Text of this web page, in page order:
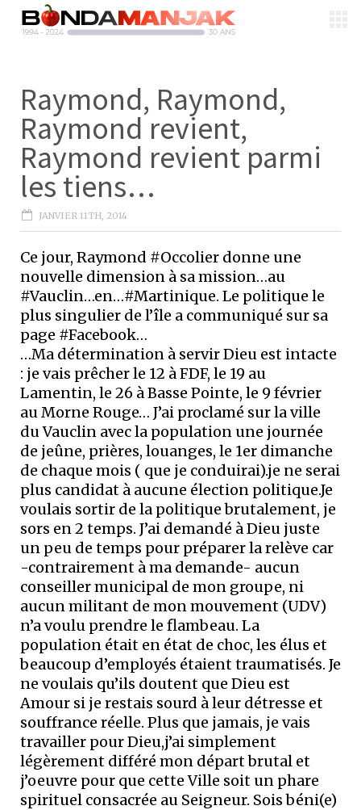
Raymond, Raymond,
Raymond revient,
Raymond revient parmi
les tiens…
JANVIER 11TH, 2014
Ce jour, Raymond #Occolier donne une
nouvelle dimension à sa mission…au
#Vauclin…en…#Martinique. Le politique le
plus singulier de l’île a communiqué sur sa
page #Facebook…
…Ma détermination à servir Dieu est intacte
: je vais prêcher le 12 à FDF, le 19 au
Lamentin, le 26 à Basse Pointe, le 9 février
au Morne Rouge… J’ai proclamé sur la ville
du Vauclin avec la population une journée
de jeûne, prières, louanges, le 1er dimanche
de chaque mois ( que je conduirai).je ne serai
plus candidat à aucune élection politique.Je
voulais sortir de la politique brutalement, je
sors en 2 temps. J’ai demandé à Dieu juste
un peu de temps pour préparer la relève car
-contrairement à ma demande- aucun
conseiller municipal de mon groupe, ni
aucun militant de mon mouvement (UDV)
n’a voulu prendre le flambeau. La
population était en état de choc, les élus et
beaucoup d’employés étaient traumatisés. Je
ne voulais qu’ils doutent que Dieu est
Amour si je restais sourd à leur détresse et
souffrance réelle. Plus que jamais, je vais
travailler pour Dieu,j’ai simplement
légèrement différé mon départ brutal et
j’oeuvre pour que cette Ville soit un phare
spirituel consacrée au Seigneur. Sois béni(e)